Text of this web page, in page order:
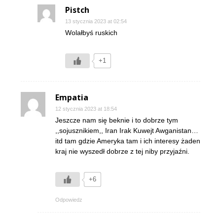
Pistch
13 stycznia 2023 at 02:54
Wolałbyś ruskich
+1
Empatia
12 stycznia 2023 at 18:54
Jeszcze nam się beknie i to dobrze tym
,,sojusznikiem,, Iran Irak Kuwejt Awganistan…
itd tam gdzie Ameryka tam i ich interesy żaden
kraj nie wyszedł dobrze z tej niby przyjaźni.
+6
Odpowiedz